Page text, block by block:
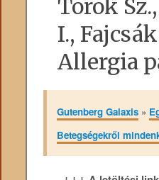
Török
I.,
Allergia
Gutenberg Galaxis»
Betegségekről